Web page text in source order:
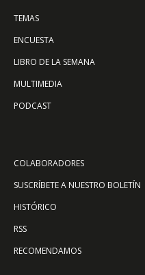
TEMAS
ENCUESTA
LIBRO DE LA SEMANA
MULTIMEDIA
PODCAST
COLABORADORES
SUSCRÍBETE A NUESTRO BOLETÍN
HISTÓRICO
RSS
RECOMENDAMOS